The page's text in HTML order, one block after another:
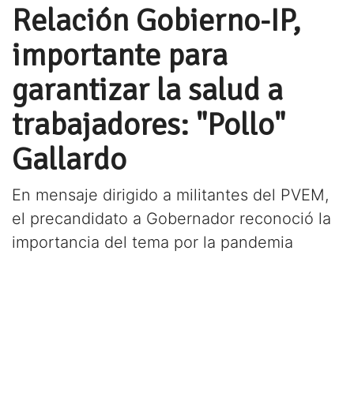
Relación Gobierno-IP,
importante para
garantizar la salud a
trabajadores: "Pollo"
Gallardo
En mensaje dirigido a militantes del PVEM,
el precandidato a Gobernador reconoció la
importancia del tema por la pandemia